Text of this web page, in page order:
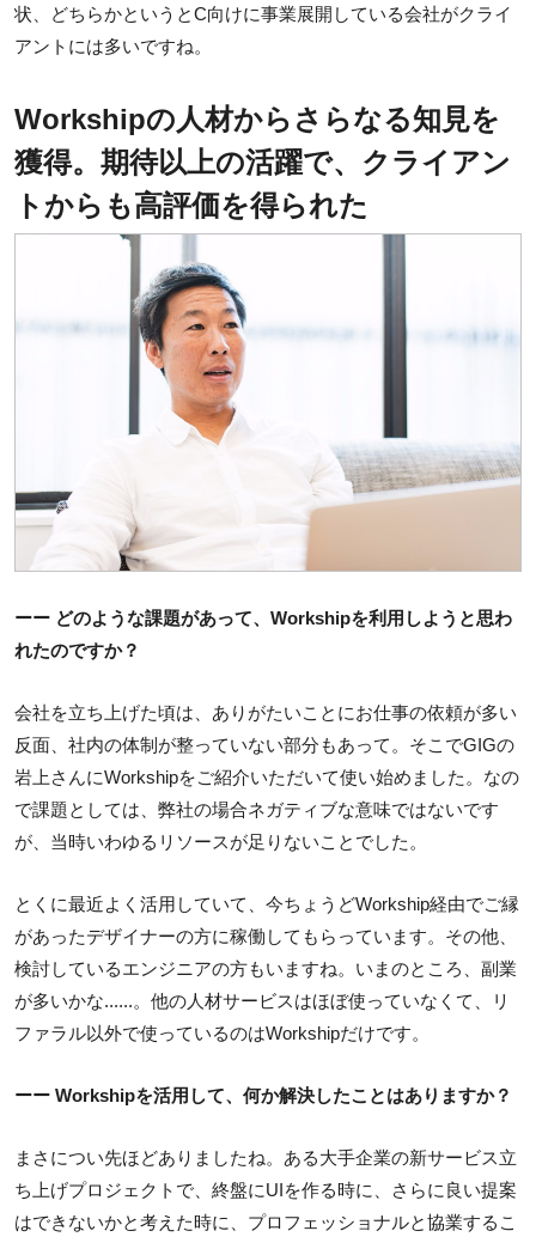
状、どちらかというとC向けに事業展開している会社がクライ
アントには多いですね。
Workshipの人材からさらなる知見を
獲得。期待以上の活躍で、クライアン
トからも高評価を得られた
ーー どのような課題があって、Workshipを利用しようと思わ
れたのですか？
会社を立ち上げた頃は、ありがたいことにお仕事の依頼が多い
反面、社内の体制が整っていない部分もあって。そこでGIGの
岩上さんにWorkshipをご紹介いただいて使い始めました。なの
で課題としては、弊社の場合ネガティブな意味ではないです
が、当時いわゆるリソースが足りないことでした。
とくに最近よく活用していて、今ちょうどWorkship経由でご縁
があったデザイナーの方に稼働してもらっています。その他、
検討しているエンジニアの方もいますね。いまのところ、副業
が多いかな......。他の人材サービスはほぼ使っていなくて、リ
ファラル以外で使っているのはWorkshipだけです。
ーー Workshipを活用して、何か解決したことはありますか？
まさについ先ほどありましたね。ある大手企業の新サービス立
ち上げプロジェクトで、終盤にUIを作る時に、さらに良い提案
はできないかと考えた時に、プロフェッショナルと協業するこ